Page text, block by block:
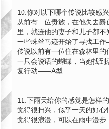
10.你对以下哪个传说比较感
从前有一位贵族，在他失去
里，就连他的妻子和儿子都
一些蛛丝马迹开始了寻找工
传说以前有一位住在森林里
一只会说话的蝴蝶，当她找
复行动——A型
11.下雨天给你的感觉是怎样
觉得很扫兴，似乎一天的好
觉得很浪漫，可以在雨中漫